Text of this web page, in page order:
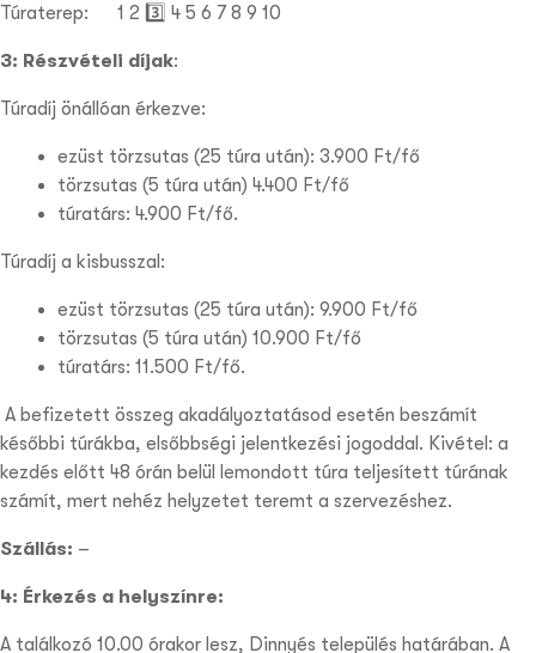
Túraterep: 1 2 3️⃣ 4 5 6 7 8 9 10
3: Részvételi díjak:
Túradíj önállóan érkezve:
ezüst törzsutas (25 túra után): 3.900 Ft/fő
törzsutas (5 túra után) 4.400 Ft/fő
túratárs: 4.900 Ft/fő.
Túradíj a kisbusszal:
ezüst törzsutas (25 túra után): 9.900 Ft/fő
törzsutas (5 túra után) 10.900 Ft/fő
túratárs: 11.500 Ft/fő.
A befizetett összeg akadályoztatásod esetén beszámít
későbbi túrákba, elsőbbségi jelentkezési jogoddal. Kivétel: a
kezdés előtt 48 órán belül lemondott túra teljesített túrának
számít, mert nehéz helyzetet teremt a szervezéshez.
Szállás: –
4: Érkezés a helyszínre:
A találkozó 10.00 órakor lesz, Dinnyés település határában. A